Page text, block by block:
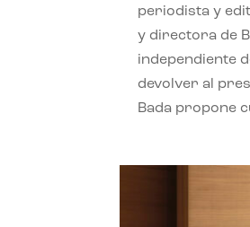
periodista y
y directora de
independiente
devolver al
Bada propone